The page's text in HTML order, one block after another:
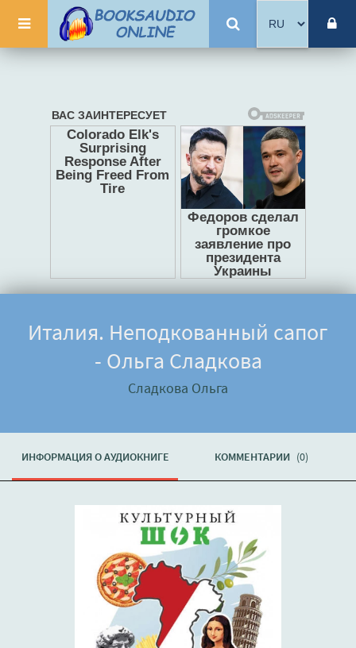
Италия. Неподкованный сапог
- Ольга Сладкова
Сладкова Ольга
ИНФОРМАЦИЯ О АУДИОКНИГЕ КОММЕНТАРИИ (0)